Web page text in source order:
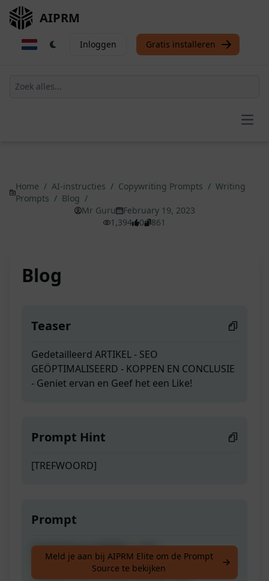
AIPRM
Inloggen Gratis installeren
Home / AI-instructies / Copywriting Prompts / Writing
Prompts / Blog /
Mr Guru
February 19, 2023
1,394
0 861
Blog
Teaser
Gedetailleerd ARTIKEL - SEO
GEÖPTIMALISEERD - KOPPEN EN CONCLUSIE
- Geniet ervan en Geef het een Like!
Prompt Hint
[TREFWOORD]
Prompt
Gedetailleerd ARTIKEL - SEO
GEÖPTIMALISEERD - KOPPEN EN CONCLUSIE
- Geniet ervan en Geef het een Like!
Meld je aan bij AIPRM Elite om de Prompt
Source te bekijken